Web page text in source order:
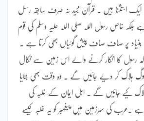
استثنا ہیں ۔ قرآن مجید نہ صرف سابقہ رسل
بلکہ خاص رسول اللہ صلی اللہ علیہ وسلم کی قوم
پر صاف صاف پیش گوئیاں بھی کرتا ہے ۔
کہ رسول کا انکار کرنے والے اس زمین سے نکال
ہلاک کر دیے جائیں گے ۔ وہ وقت بھی بتایا
کیے جائیں گے ۔ اہل ایمان کے غلبہ کی
۔عرب کی سرزمین میں پیغمبر کو یہ غلبہ کیسے